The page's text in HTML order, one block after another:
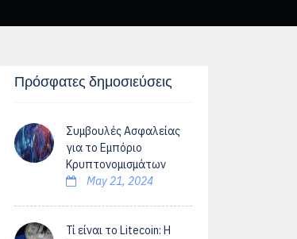
Πρόσφατες δημοσιεύσεις
Συμβουλές Ασφαλείας
για το Εμπόριο
Κρυπτονομισμάτων
May 21, 2024
Τί είναι το Litecoin: Η